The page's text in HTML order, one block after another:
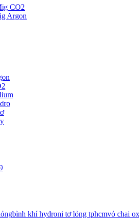
CO2
Argon
bình khí hydroni tơ lỏng tphcmvỏ chai